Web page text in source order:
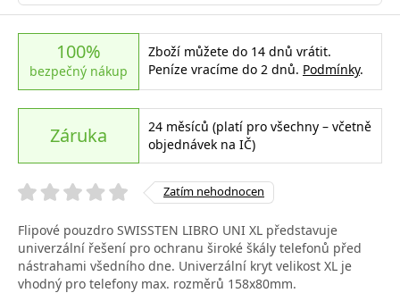
100%
bezpečný nákup
Zboží můžete do 14 dnů vrátit.
Peníze vracíme do 2 dnů. Podmínky.
Záruka
24 měsíců (platí pro všechny – včetně
objednávek na IČ)
Zatím nehodnocen
Flipové pouzdro SWISSTEN LIBRO UNI XL představuje
univerzální řešení pro ochranu široké škály telefonů před
nástrahami všedního dne. Univerzální kryt velikost XL je
vhodný pro telefony max. rozměrů 158x80mm.